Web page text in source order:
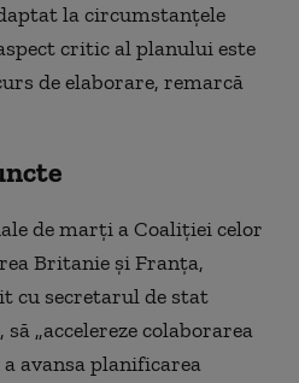
la circumstanțele
critic al planului este
de elaborare, remarcă
de marți a Coaliției celor
Britanie și Franța,
cu secretarul de stat
„accelereze colaborarea
avansa planificarea